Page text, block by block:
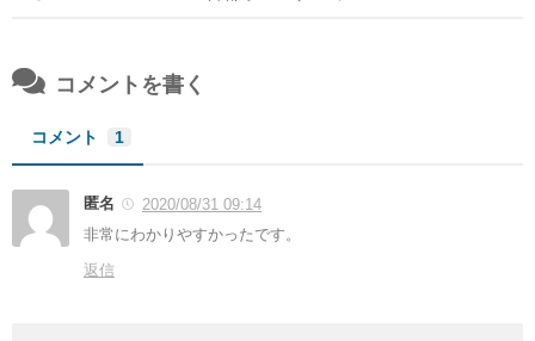
コメントを書く
コメント 1
匿名
2020/08/31 09:14
非常にわかりやすかったです。
返信